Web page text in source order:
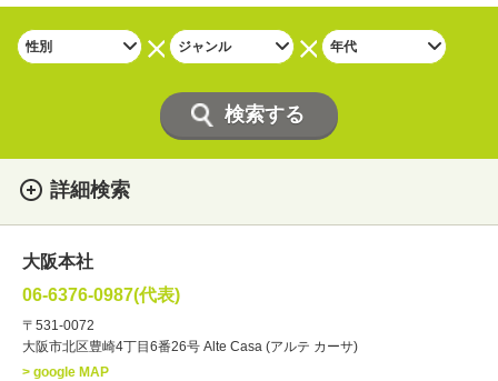
詳細検索
・性別
・ジャンル
ナレーター レポーター
大阪本社
06-6376-0987(代表)
〒531-0072
大阪市北区豊崎4丁目6番26号 Alte Casa (アルテ カーサ)
> google MAP